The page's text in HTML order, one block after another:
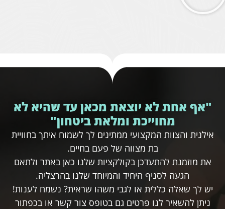
"אף אחת לא יוצאת מכאן עד שהיא לא
מחוייכת ומלאת ביטחון"
אילנית והצוות המקצועי ממתינים לך לשמוח איתך בחוויית
בת מצווה של פעם בחיים.
את מוזמנת להתעדכן בקולקציות שלנו כאן באתר ולתאם
הגעה לסניף היחיד והמיוחד שלנו בהרצליה.
יש לך שאלה כללית או לגבי משהו שראית? נשמח לענות!
ניתן להשאיר לנו פרטים גם בטופס צור קשר או בכפתור